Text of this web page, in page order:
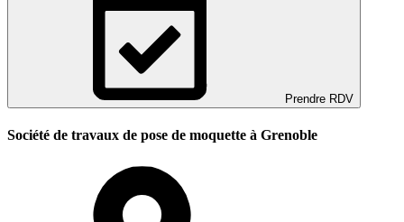
Prendre RDV
Société de travaux de pose de moquette à Grenoble